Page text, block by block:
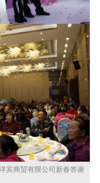
宾商贸有限公司新春答谢